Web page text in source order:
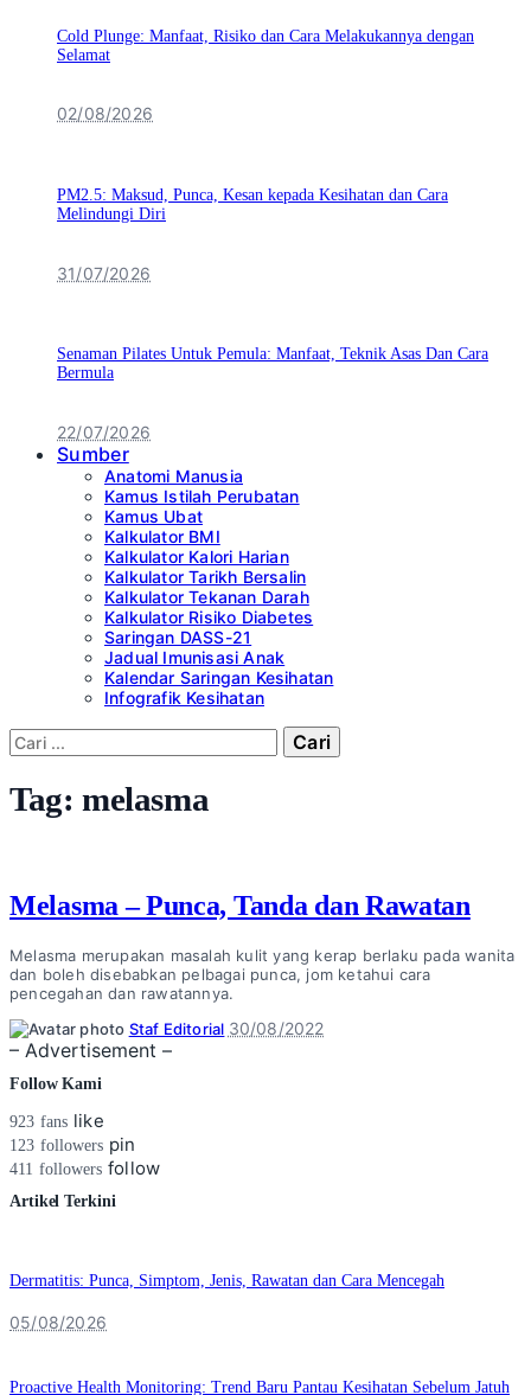
Cold Plunge: Manfaat, Risiko dan Cara Melakukannya dengan
Selamat
02/08/2026
PM2.5: Maksud, Punca, Kesan kepada Kesihatan dan Cara
Melindungi Diri
31/07/2026
Senaman Pilates Untuk Pemula: Manfaat, Teknik Asas Dan Cara
Bermula
22/07/2026
Sumber
Anatomi Manusia
Kamus Istilah Perubatan
Kamus Ubat
Kalkulator BMI
Kalkulator Kalori Harian
Kalkulator Tarikh Bersalin
Kalkulator Tekanan Darah
Kalkulator Risiko Diabetes
Saringan DASS-21
Jadual Imunisasi Anak
Kalendar Saringan Kesihatan
Infografik Kesihatan
Cari:
Tag: melasma
Melasma – Punca, Tanda dan Rawatan
Melasma merupakan masalah kulit yang kerap berlaku pada wanita
dan boleh disebabkan pelbagai punca, jom ketahui cara
pencegahan dan rawatannya.
Posted
by
Staf Editorial 30/08/2022
– Advertisement –
Follow Kami
923 fans like
123 followers pin
411 followers follow
Artikel Terkini
Dermatitis: Punca, Simptom, Jenis, Rawatan dan Cara Mencegah
05/08/2026
Proactive Health Monitoring: Trend Baru Pantau Kesihatan Sebelum Jatuh